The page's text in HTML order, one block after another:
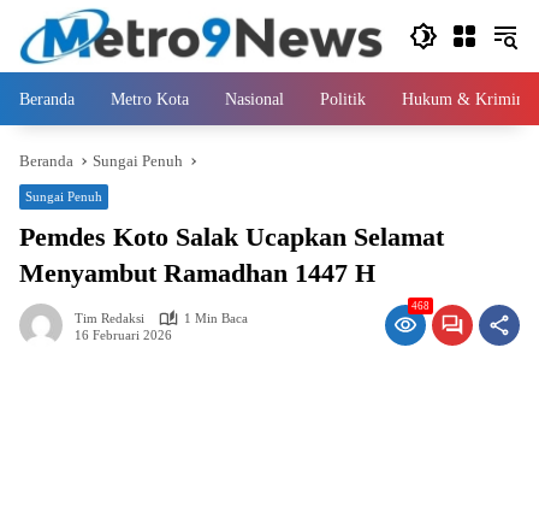
Langsung
konten
Beranda Metro Kota Nasional Politik Hukum & Kriminal
Beranda Sungai Penuh
Sungai Penuh
Pemdes Koto Salak Ucapkan Selamat
Menyambut Ramadhan 1447 H
Tim Redaksi
1 Min Baca
16 Februari 2026
468